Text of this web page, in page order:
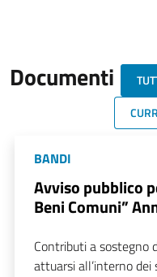
Documenti
BANDI
Avviso pubblico
Beni Comuni”
Contributi a sostegno
attuarsi all’interno